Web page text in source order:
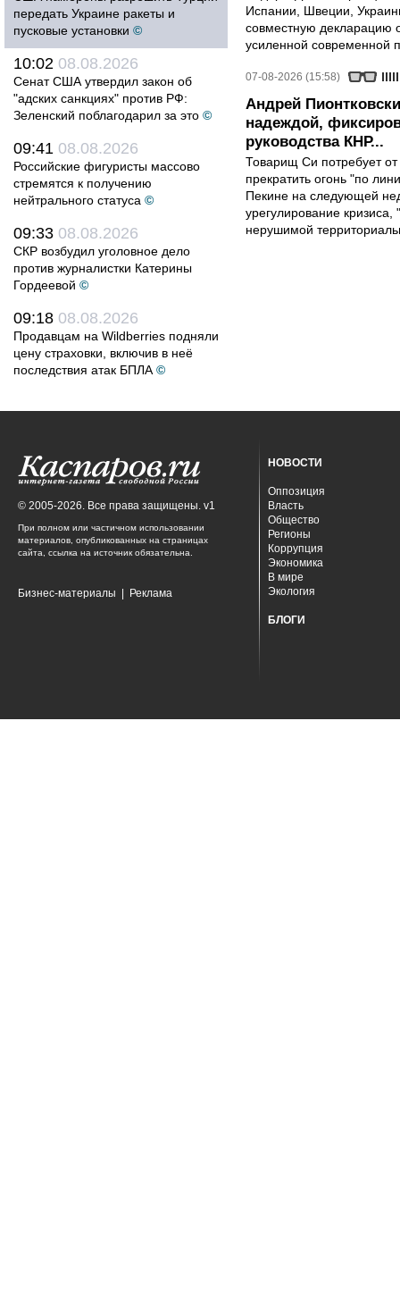
передать Украине ракеты и
пусковые установки ©
10:02 08.08.2026
Сенат США утвердил закон об
"адских санкциях" против РФ:
Зеленский поблагодарил за это ©
09:41 08.08.2026
Российские фигуристы массово
стремятся к получению
нейтрального статуса ©
09:33 08.08.2026
СКР возбудил уголовное дело
против журналистки Катерины
Гордеевой ©
09:18 08.08.2026
Продавцам на Wildberries подняли
цену страховки, включив в неё
последствия атак БПЛА ©
Испании, Швеции,
совместную декларацию
усиленной современной
07-08-2026 (15:58)
Андрей
надеждой,
руководства КНР...
Товарищ Си потребует
прекратить огонь "по
Пекине на следующей
урегулирование
нерушимой
© 2005-2026. Все права защищены. v1
При полном или частичном использовании
материалов, опубликованных на страницах
сайта, ссылка на источник обязательна.
Бизнес-материалы Реклама
НОВОСТИ
Оппозиция
Власть
Общество
Регионы
Коррупция
Экономика
В мире
Экология
БЛОГИ